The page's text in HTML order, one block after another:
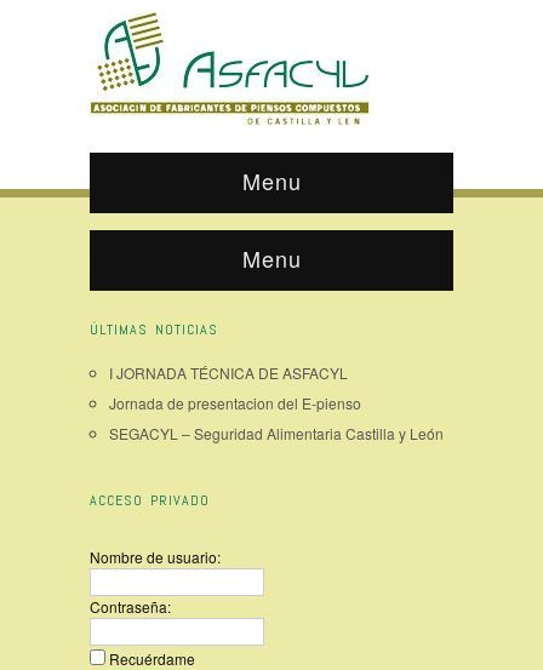
Menu
Menu
ÚLTIMAS NOTICIAS
I JORNADA TÉCNICA DE ASFACYL
Jornada de presentacion del E-pienso
SEGACYL – Seguridad Alimentaria Castilla y León
ACCESO PRIVADO
Nombre de usuario:
Contraseña:
Recuérdame